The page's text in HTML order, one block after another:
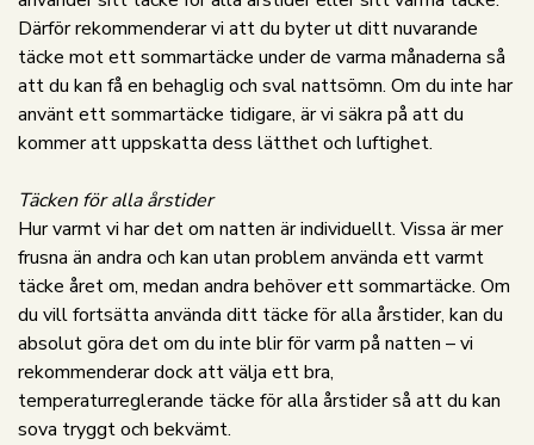
Därför rekommenderar vi att du byter ut ditt nuvarande
täcke mot ett sommartäcke under de varma månaderna så
att du kan få en behaglig och sval nattsömn. Om du inte har
använt ett sommartäcke tidigare, är vi säkra på att du
kommer att uppskatta dess lätthet och luftighet.
Täcken för alla årstider
Hur varmt vi har det om natten är individuellt. Vissa är mer
frusna än andra och kan utan problem använda ett varmt
täcke året om, medan andra behöver ett sommartäcke. Om
du vill fortsätta använda ditt täcke för alla årstider, kan du
absolut göra det om du inte blir för varm på natten – vi
rekommenderar dock att välja ett bra,
temperaturreglerande täcke för alla årstider så att du kan
sova tryggt och bekvämt.